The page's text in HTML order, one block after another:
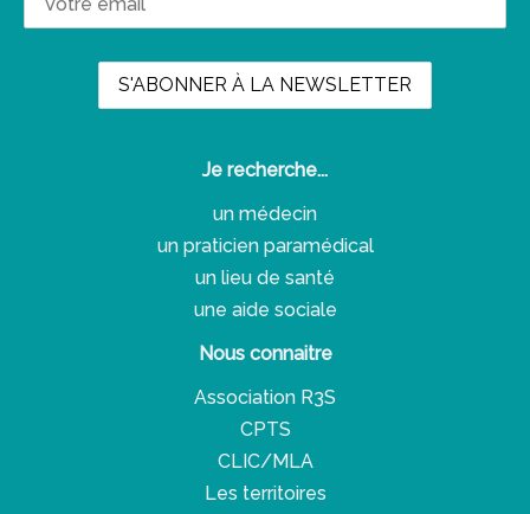
Je recherche...
un médecin
un praticien paramédical
un lieu de santé
une aide sociale
Nous connaitre
Association R3S
CPTS
CLIC/MLA
Les territoires